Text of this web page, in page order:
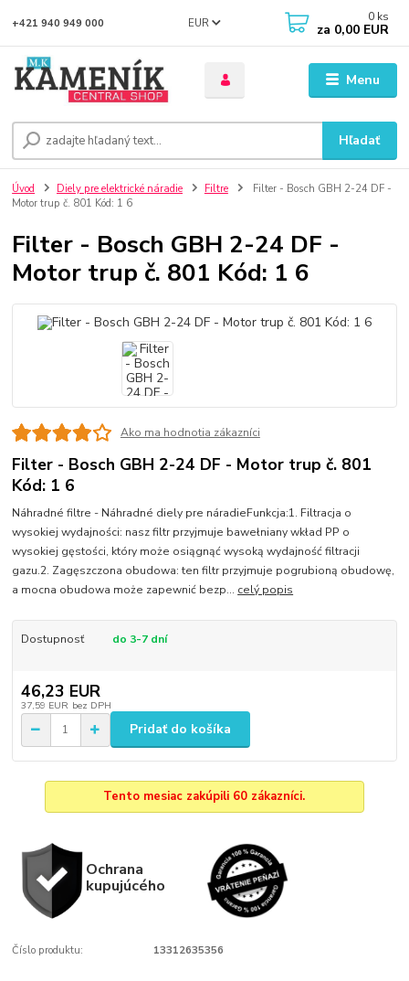
Menu
EUR
Hľadať
+421 940 949 000 0 ks
za 0,00 EUR
Úvod Diely pre elektrické náradie Filtre
Filter - Bosch GBH 2-24 DF -
Motor trup č. 801 Kód: 1 6
Filter - Bosch GBH 2-24 DF -
Motor trup č. 801 Kód: 1 6
Ako ma hodnotia zákazníci
Filter - Bosch GBH 2-24 DF - Motor trup č. 801
Kód: 1 6
Náhradné filtre - Náhradné diely pre náradieFunkcja:1. Filtracja o
wysokiej wydajności: nasz filtr przyjmuje bawełniany wkład PP o
wysokiej gęstości, który może osiągnąć wysoką wydajność filtracji
gazu.2. Zagęszczona obudowa: ten filtr przyjmuje pogrubioną obudowę,
a mocna obudowa może zapewnić bezp... celý popis
Dostupnosť do 3-7 dní
46,23 EUR
37,59 EUR bez DPH
Pridať do košíka
Tento mesiac zakúpili 60 zákazníci.
Ochrana
kupujúcého
Číslo produktu: 13312635356